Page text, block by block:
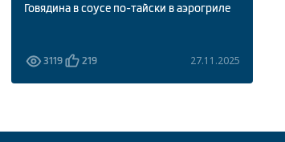
Говядина в соусе по-тайски в аэрогриле
3119 219 27.11.2025